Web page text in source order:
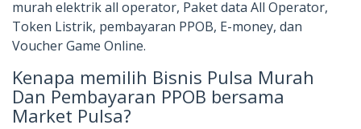
murah elektrik all operator, Paket data All Operator,
Token Listrik, pembayaran PPOB, E-money, dan
Voucher Game Online.
Kenapa memilih Bisnis Pulsa Murah
Dan Pembayaran PPOB bersama
Market Pulsa?